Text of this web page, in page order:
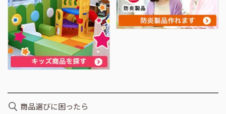
商品選びに困ったら